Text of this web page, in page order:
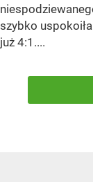
szybko
już 4:1....